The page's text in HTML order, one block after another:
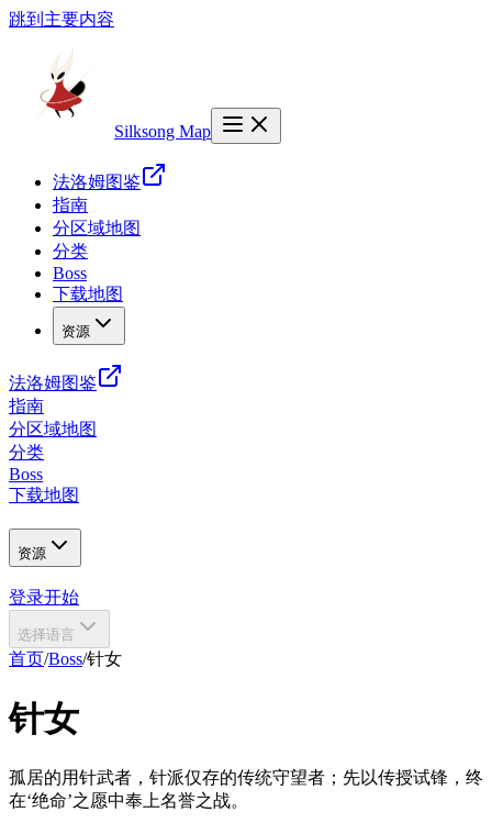
跳到主要内容
Silksong Map
法洛姆图鉴
指南
分区域地图
分类
Boss
下载地图
资源
法洛姆图鉴
指南
分区域地图
分类
Boss
下载地图
资源
登录开始
选择语言
首页/Boss/针女
针女
孤居的用针武者，针派仅存的传统守望者；先以传授试锋，终
在‘绝命’之愿中奉上名誉之战。